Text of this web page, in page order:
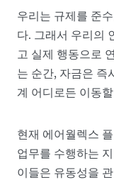
우리는 규제를 준
다. 그래서 우리의
고 실제 행동으로
는 순간, 자금은 즉
계 어디로든 이동
현재 에어월렉스
업무를 수행하는
이들은 유동성을